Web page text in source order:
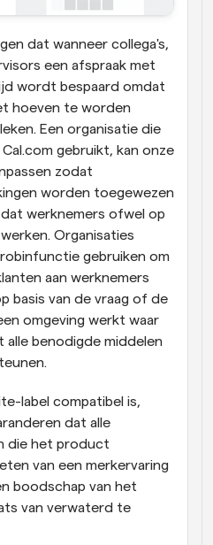
dat wanneer collega's,
een afspraak met
wordt bespaard omdat
hoeven te worden
Een organisatie die
gebruikt, kan onze
zodat
worden toegewezen
werknemers ofwel op
Organisaties
gebruiken om
aan werknemers
basis van de vraag of de
omgeving werkt waar
benodigde middelen
label compatibel is,
dat alle
die het product
van een merkervaring
boodschap van het
van verwaterd te